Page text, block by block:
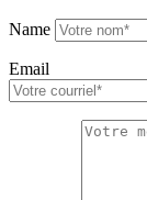
Name
Email